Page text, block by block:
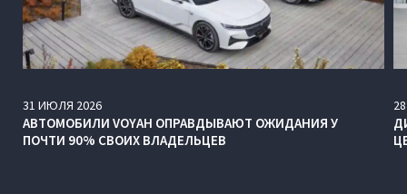
31 ИЮЛЯ 2026
АВТОМОБИЛИ VOYAH ОПРАВДЫВАЮТ ОЖИДАНИЯ У
ПОЧТИ 90% СВОИХ ВЛАДЕЛЬЦЕВ
28